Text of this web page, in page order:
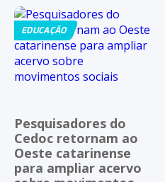
EDUCAÇÃO
Pesquisadores do
Cedoc retornam ao
Oeste catarinense
para ampliar acervo